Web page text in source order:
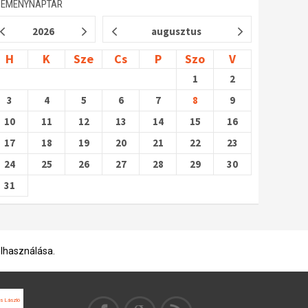
2026 augusztus
H K Sze Cs P Szo V
1
2
3
4 5 6 7 8
9
10
11 12 13 14 15
16
17
18 19 20 21 22
23
24
25 26 27 28 29
30
31
László